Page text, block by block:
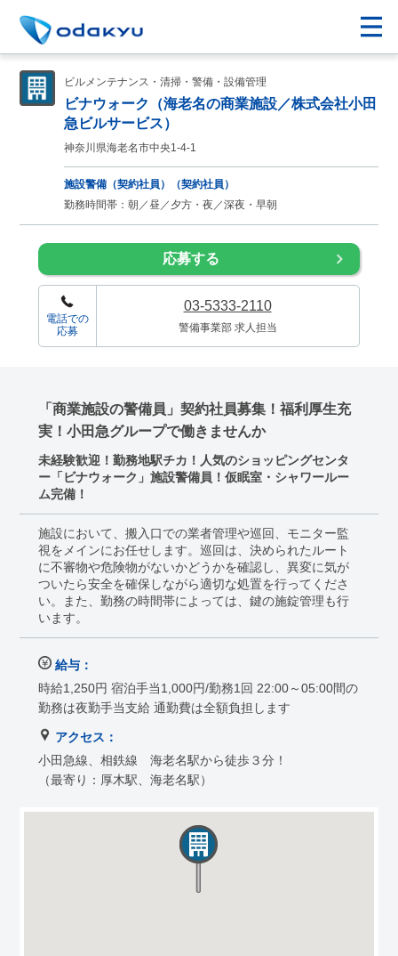
ビルメンテナンス・清掃・警備・設備管理
ビナウォーク（海老名の商業施設／株式会社小田
急ビルサービス）
神奈川県海老名市中央1-4-1
施設警備（契約社員）（契約社員）
勤務時間帯：朝／昼／夕方・夜／深夜・早朝
応募する
電話での
応募
03-5333-2110
警備事業部 求人担当
「商業施設の警備員」契約社員募集！福利厚生充
実！小田急グループで働きませんか
未経験歓迎！勤務地駅チカ！人気のショッピングセンタ
ー「ビナウォーク」施設警備員！仮眠室・シャワールー
ム完備！
施設において、搬入口での業者管理や巡回、モニター監
視をメインにお任せします。巡回は、決められたルート
に不審物や危険物がないかどうかを確認し、異変に気が
ついたら安全を確保しながら適切な処置を行ってくださ
い。また、勤務の時間帯によっては、鍵の施錠管理も行
います。
給与：
時給1,250円 宿泊手当1,000円/勤務1回 22:00～05:00間の
勤務は夜勤手当支給 通勤費は全額負担します
アクセス：
小田急線、相鉄線 海老名駅から徒歩３分！
（最寄り：厚木駅、海老名駅）